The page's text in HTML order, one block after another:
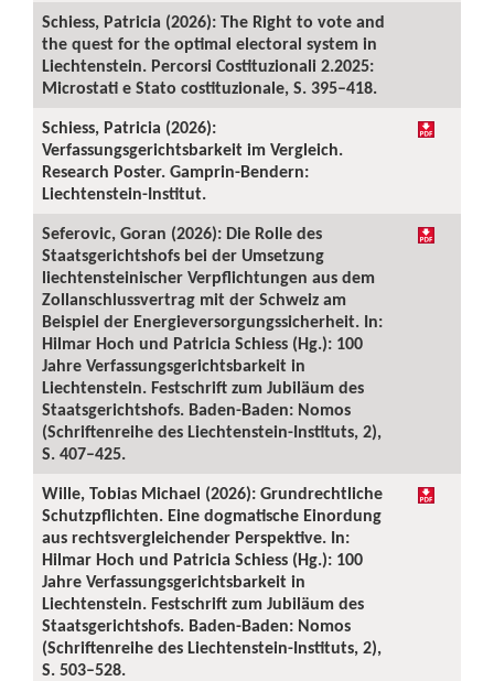
Schiess, Patricia (2026): The Right to vote and
the quest for the optimal electoral system in
Liechtenstein. Percorsi Costituzionali 2.2025:
Microstati e Stato costituzionale, S. 395–418.
Schiess, Patricia (2026):
Verfassungsgerichtsbarkeit im Vergleich.
Research Poster. Gamprin-Bendern:
Liechtenstein-Institut.
Seferovic, Goran (2026): Die Rolle des
Staatsgerichtshofs bei der Umsetzung
liechtensteinischer Verpflichtungen aus dem
Zollanschlussvertrag mit der Schweiz am
Beispiel der Energieversorgungssicherheit. In:
Hilmar Hoch und Patricia Schiess (Hg.): 100
Jahre Verfassungsgerichtsbarkeit in
Liechtenstein. Festschrift zum Jubiläum des
Staatsgerichtshofs. Baden-Baden: Nomos
(Schriftenreihe des Liechtenstein-Instituts, 2),
S. 407–425.
Wille, Tobias Michael (2026): Grundrechtliche
Schutzpflichten. Eine dogmatische Einordung
aus rechtsvergleichender Perspektive. In:
Hilmar Hoch und Patricia Schiess (Hg.): 100
Jahre Verfassungsgerichtsbarkeit in
Liechtenstein. Festschrift zum Jubiläum des
Staatsgerichtshofs. Baden-Baden: Nomos
(Schriftenreihe des Liechtenstein-Instituts, 2),
S. 503–528.